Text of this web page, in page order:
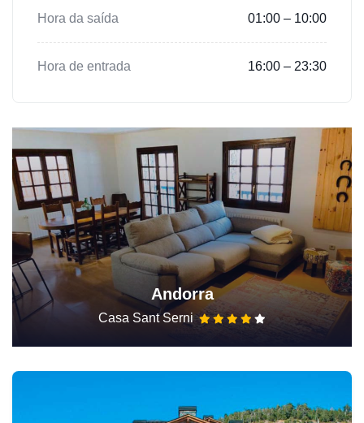
Hora da saída 01:00 – 10:00
Hora de entrada 16:00 – 23:30
Andorra
Casa Sant Serni